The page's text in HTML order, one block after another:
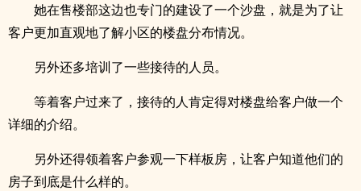
她在售楼部这边也专门的建设了一个沙盘，就是为了让
客户更加直观地了解小区的楼盘分布情况。
另外还多培训了一些接待的人员。
等着客户过来了，接待的人肯定得对楼盘给客户做一个
详细的介绍。
另外还得领着客户参观一下样板房，让客户知道他们的
房子到底是什么样的。